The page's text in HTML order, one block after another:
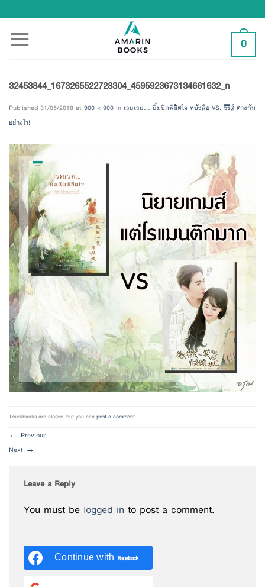
to
content
0
32453844_1673265522728304_4595923673134661632_n
Published 31/05/2018 at 900 × 900 in เวยเวย… ยิ้มนิดพิชิตใจ หนังสือ VS. ซีรีส์ ต่างกัน
อย่างไร!
Trackbacks are closed, but you canpost a comment.
← Previous
Next →
Leave a Reply
You must be logged in to post a comment.
Continue with Facebook